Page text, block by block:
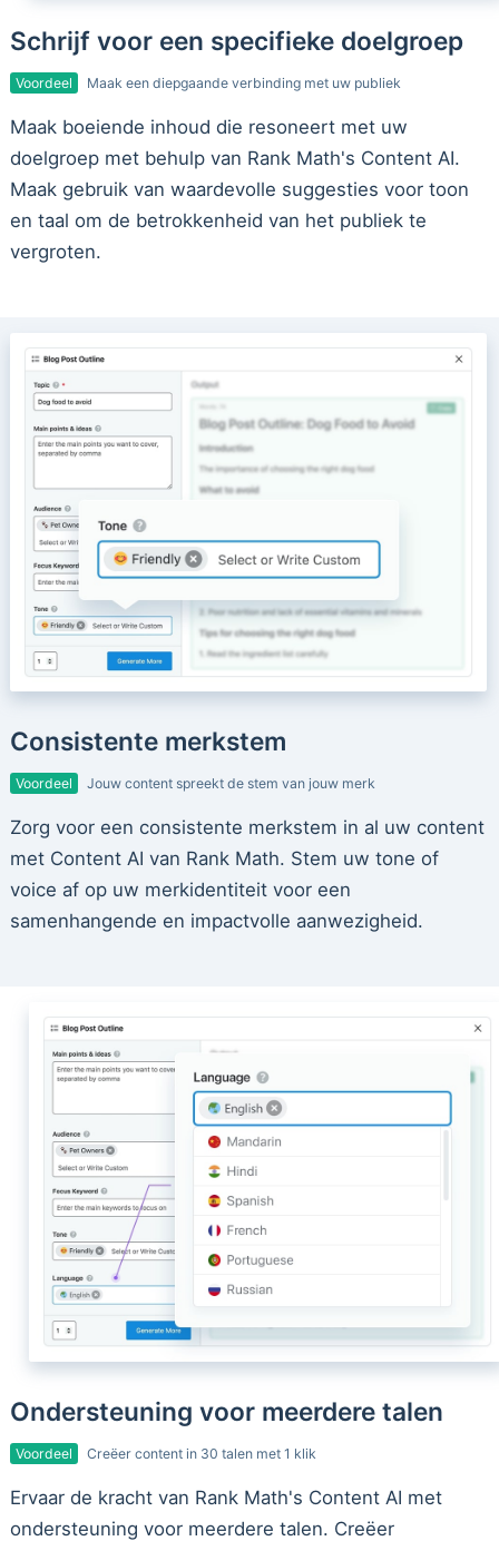
Schrijf voor een specifieke doelgroep
Voordeel Maak een diepgaande verbinding met uw publiek
Maak boeiende inhoud die resoneert met uw
doelgroep met behulp van Rank Math's Content AI.
Maak gebruik van waardevolle suggesties voor toon
en taal om de betrokkenheid van het publiek te
vergroten.
Consistente merkstem
Voordeel Jouw content spreekt de stem van jouw merk
Zorg voor een consistente merkstem in al uw content
met Content AI van Rank Math. Stem uw tone of
voice af op uw merkidentiteit voor een
samenhangende en impactvolle aanwezigheid.
Ondersteuning voor meerdere talen
Voordeel Creëer content in 30 talen met 1 klik
Ervaar de kracht van Rank Math's Content AI met
ondersteuning voor meerdere talen. Creëer